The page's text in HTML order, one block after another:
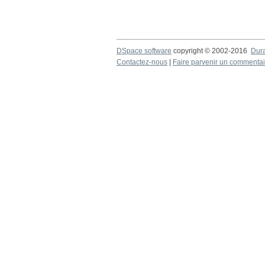
DSpace software copyright © 2002-2016
Contactez-nous
Faire parvenir un